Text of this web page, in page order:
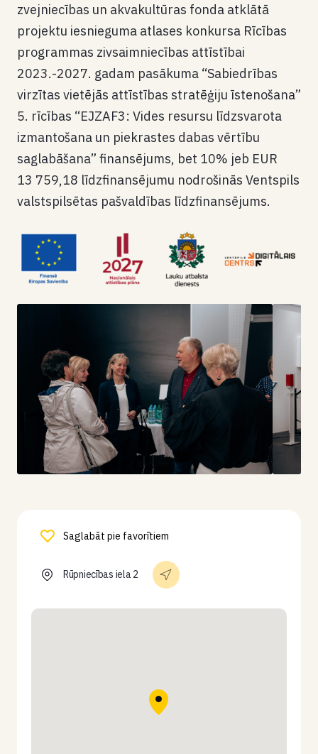
zvejniecības un akvakultūras fonda atklātā
projektu iesnieguma atlases konkursa Rīcības
programmas zivsaimniecības attīstībai
2023.-2027. gadam pasākuma “Sabiedrības
virzītas vietējās attīstības stratēģiju īstenošana”
5. rīcības “EJZAF3: Vides resursu līdzsvarota
izmantošana un piekrastes dabas vērtību
saglabāšana” finansējums, bet 10% jeb EUR
13 759,18 līdzfinansējumu nodrošinās Ventspils
valstspilsētas pašvaldības līdzfinansējums.
Saglabāt pie favorītiem
Rūpniecības iela 2